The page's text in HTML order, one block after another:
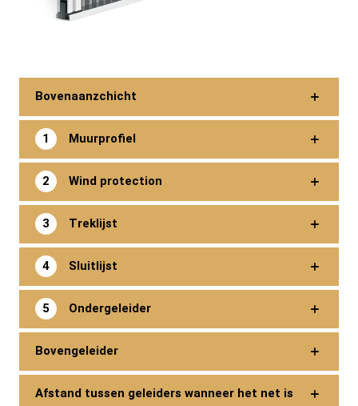
Bovenaanzchicht
Muurprofiel
Wind protection
Treklijst
Sluitlijst
Ondergeleider
Bovengeleider
Afstand tussen geleiders wanneer het net is